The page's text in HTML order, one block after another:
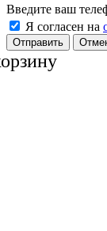
Введите ваш
Я согласен на